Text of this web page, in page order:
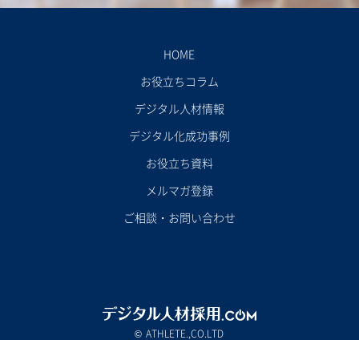
HOME
お役立ちコラム
デジタル人材情報
デジタル化成功事例
お役立ち資料
メルマガ登録
ご相談・お問い合わせ
© ATHLETE.,CO.LTD